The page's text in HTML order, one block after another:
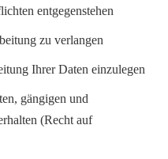
entgegenstehen
zu verlangen
Ihrer Daten einzulegen
gängigen und
(Recht auf